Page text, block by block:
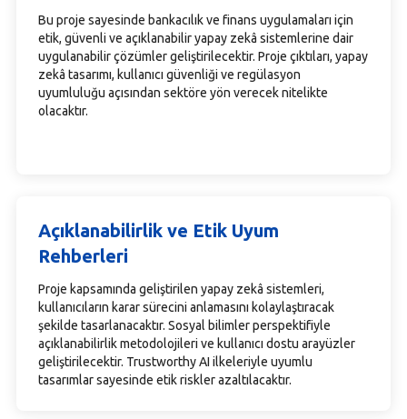
Bu proje sayesinde bankacılık ve finans uygulamaları için
etik, güvenli ve açıklanabilir yapay zekâ sistemlerine dair
uygulanabilir çözümler geliştirilecektir. Proje çıktıları, yapay
zekâ tasarımı, kullanıcı güvenliği ve regülasyon
uyumluluğu açısından sektöre yön verecek nitelikte
olacaktır.
Açıklanabilirlik ve Etik Uyum
Rehberleri
Proje kapsamında geliştirilen yapay zekâ sistemleri,
kullanıcıların karar sürecini anlamasını kolaylaştıracak
şekilde tasarlanacaktır. Sosyal bilimler perspektifiyle
açıklanabilirlik metodolojileri ve kullanıcı dostu arayüzler
geliştirilecektir. Trustworthy AI ilkeleriyle uyumlu
tasarımlar sayesinde etik riskler azaltılacaktır.